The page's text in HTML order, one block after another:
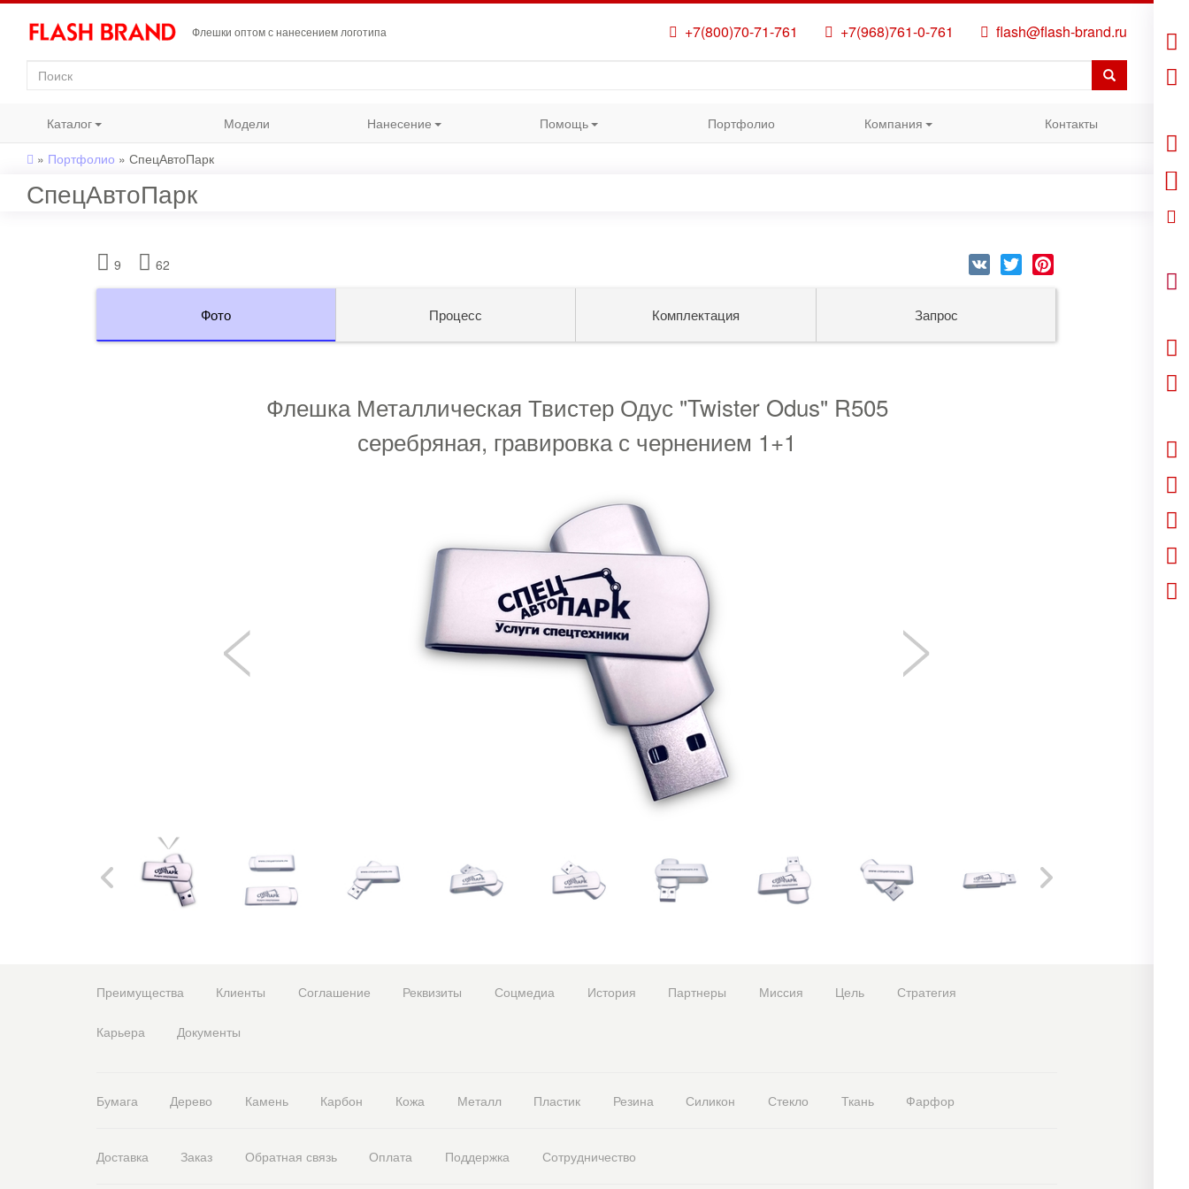
Флешки оптом с нанесением логотипа +7(800)70-71-761 +7(968)761-0-761 flash@flash-brand.ru
Каталог Модели Нанесение Помощь Портфолио Компания
Контакты
» Портфолио » СпецАвтоПарк
СпецАвтоПарк
9 62 VK Twitter
Фото Процесс Комплектация Запрос
Флешка Металлическая Твистер Одус "Twister Odus" R505
серебряная, гравировка с чернением 1+1
Преимущества Клиенты Соглашение Реквизиты Соцмедиа История Партнеры Миссия Цель Стратегия
Карьера Документы
Бумага Дерево Камень Карбон Кожа Металл Пластик Резина Силикон Стекло Ткань Фарфор
Доставка Заказ Обратная связь Оплата Поддержка Сотрудничество